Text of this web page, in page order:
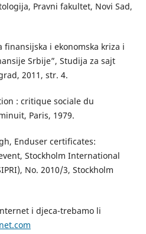
Pravni fakultet, Novi Sad,
finansijska i ekonomska kriza i
Srbije”, Studija za sajt
2011, str. 4.
: critique sociale du
Paris, 1979.
Enduser certificates:
Stockholm International
No. 2010/3, Stockholm
i djeca-trebamo li